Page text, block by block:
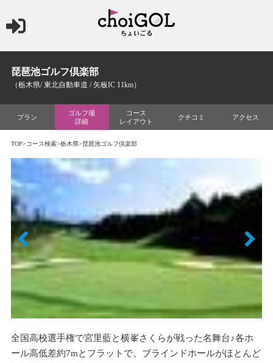
琵琶池ゴルフ倶楽部
（栃木県/ 東北自動車道 / 矢板IC 11km）
プラン
ゴルフ場
詳細
コース
レイアウト
クチコミ アクセス
TOP>コース検索>栃木県>琵琶池ゴルフ倶楽部
全国高校選手権で宮里藍と横峯さくらが戦った名舞台♪各ホ
ール高低差約7mとフラットで、ブラインドホールがほとんど